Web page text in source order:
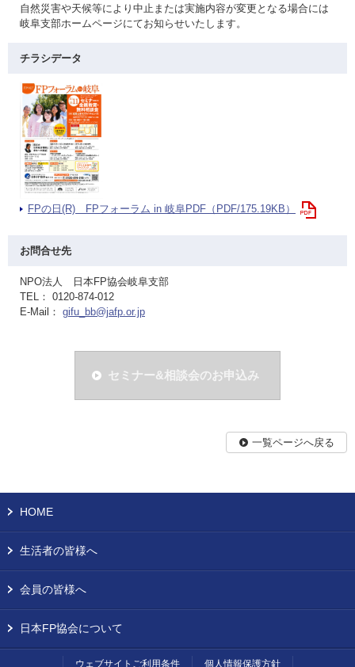
自然災害や天候等により中止または実施内容が変更となる場合には
岐阜支部ホームページにてお知らせいたします。
チラシデータ
FPの日(R) FPフォーラム in 岐阜PDF（PDF/175.19KB）
お問合せ先
NPO法人 日本FP協会岐阜支部
TEL： 0120-874-012
E-Mail： gifu_bb@jafp.or.jp
セミナー&相談会のお申込み
一覧ページへ戻る
HOME
生活者の皆様へ
会員の皆様へ
日本FP協会について
ウェブサイトご利用条件 個人情報保護方針